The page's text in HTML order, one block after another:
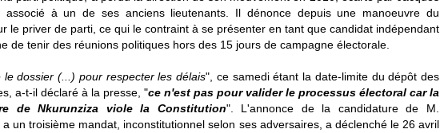
associé à un de ses anciens lieutenants. Il dénonce depuis une manoeuvre du
le priver de parti, ce qui le contraint à se présenter en tant que candidat indépendant
de tenir des réunions politiques hors des 15 jours de campagne électorale.
le dossier (...) pour respecter les délais", ce samedi étant la date-limite du dépôt des
a-t-il déclaré à la presse, "ce n'est pas pour valider le processus électoral car la
de Nkurunziza viole la Constitution".
L'annonce de la candidature de M.
a un troisième mandat, inconstitutionnel selon ses adversaires, a déclenché le 26 avril